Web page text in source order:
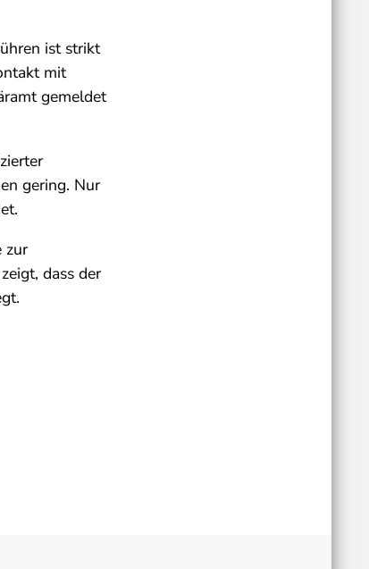
ist strikt
mit
gemeldet
gering. Nur
zur
dass der